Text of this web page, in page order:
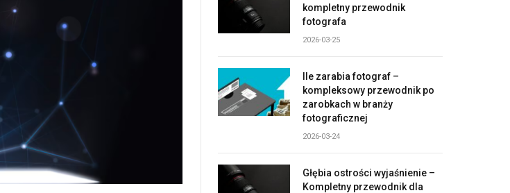
kompletny przewodnik
fotografa
2026-03-25
Ile zarabia fotograf –
kompleksowy przewodnik po
zarobkach w branży
fotograficznej
2026-03-24
Głębia ostrości wyjaśnienie –
Kompletny przewodnik dla